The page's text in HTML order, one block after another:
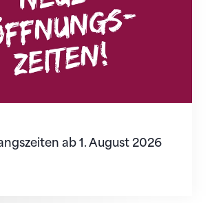
ab 1. August 2026